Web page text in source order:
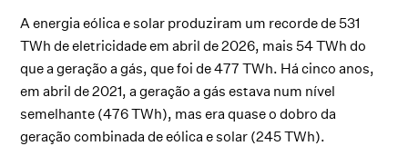
A energia eólica e solar produziram um recorde de 531
TWh de eletricidade em abril de 2026, mais 54 TWh do
que a geração a gás, que foi de 477 TWh. Há cinco anos,
em abril de 2021, a geração a gás estava num nível
semelhante (476 TWh), mas era quase o dobro da
geração combinada de eólica e solar (245 TWh).